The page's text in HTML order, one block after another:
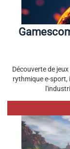
Découverte de
rythmique e-sport,